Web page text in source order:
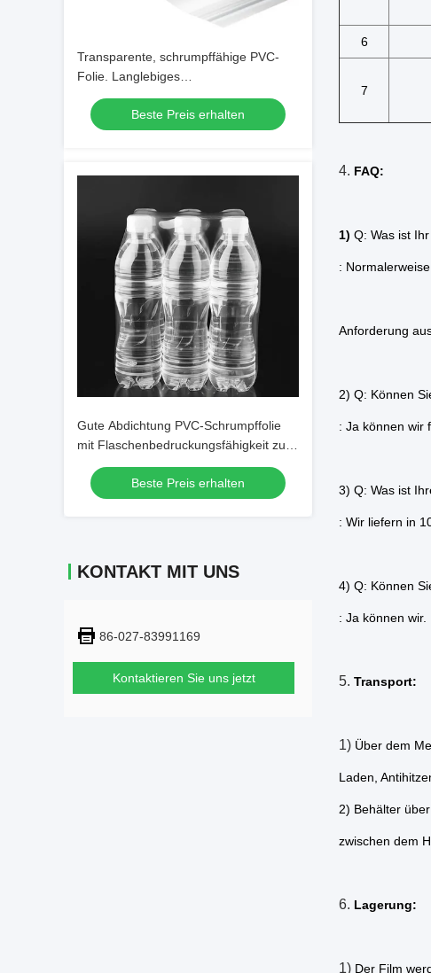
Transparente, schrumpffähige PVC-
Folie. Langlebiges
Schutzverpackungsmaterial, ideal für
industrielle und kommerzielle
Anwendungen
Beste Preis erhalten
Gute Abdichtung PVC-Schrumpffolie
mit Flaschenbedruckungsfähigkeit zur
Verbesserung der Produktpräsentation
und SicherheitBeste Preis erhalten
KONTAKT MIT UNS
86-027-83991169
Kontaktieren Sie uns jetzt
6
7
4. FAQ:
1) Q: Was ist
:
Anforderung
2) Q: Können
: Ja können wir
3) Q: Was ist
: Wir liefern in
4) Q: Können
: Ja können wir.
5. Transport:
1) Über dem
Laden,
2) Behälter
zwischen dem
6. Lagerung:
1) Der Film